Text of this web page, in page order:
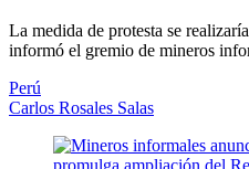
La medida de protesta se
informó el gremio de mineros
Perú
Carlos Rosales Salas